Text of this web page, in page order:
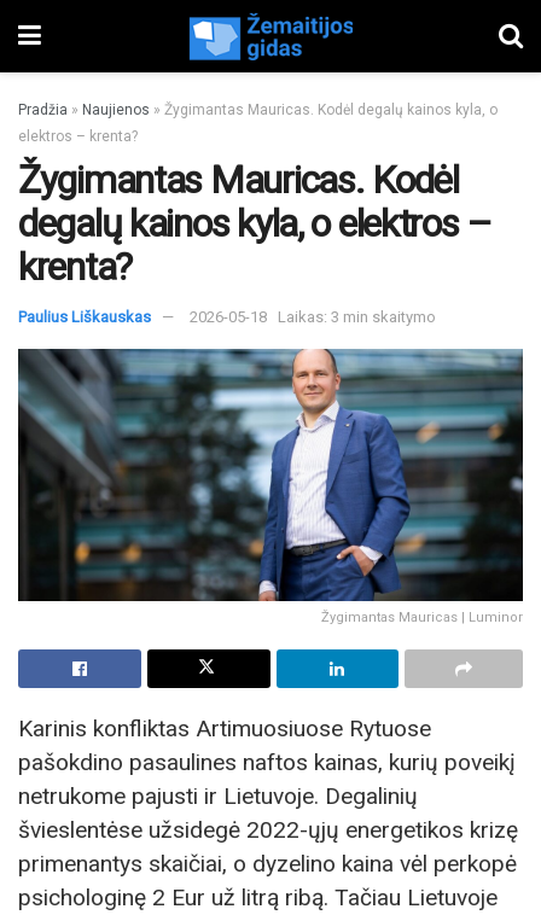
Pradžia » Naujienos » Žygimantas Mauricas. Kodėl degalų kainos kyla, o
elektros – krenta?
Žygimantas Mauricas. Kodėl
degalų kainos kyla, o elektros –
krenta?
Paulius Liškauskas 2026-05-18 Laikas: 3 min skaitymo
Žygimantas Mauricas | Luminor
Karinis konfliktas Artimuosiuose Rytuose
pašokdino pasaulines naftos kainas, kurių poveikį
netrukome pajusti ir Lietuvoje. Degalinių
švieslentėse užsidegė 2022-ųjų energetikos krizę
primenantys skaičiai, o dyzelino kaina vėl perkopė
psichologinę 2 Eur už litrą ribą. Tačiau Lietuvoje